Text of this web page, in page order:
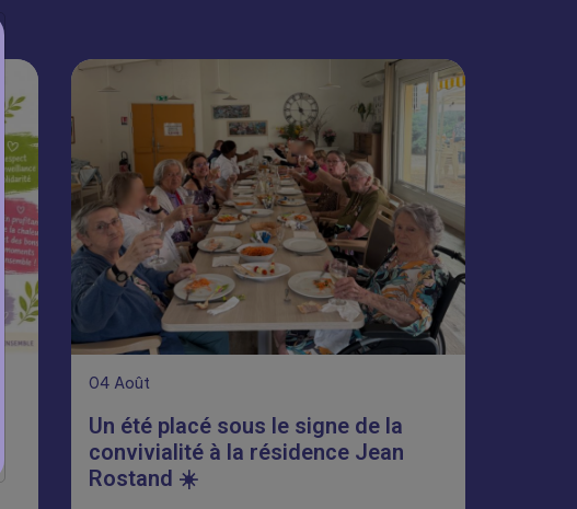
04 Août
Un été placé sous le signe de la
convivialité à la résidence Jean
Rostand ☀️